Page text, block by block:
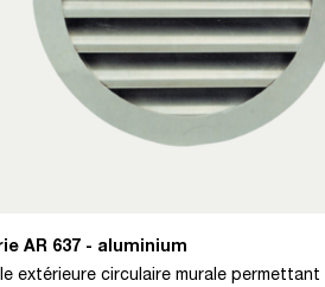
AR 637 - aluminium
extérieure circulaire murale permettant